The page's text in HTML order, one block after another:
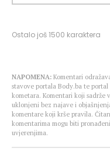
Ostalo još1500 karaktera
NAPOMENA: Komentari
stavove portala Body.ba te
kometara. Komentari koji sadrže
uklonjeni bez najave i
komentare koji krše pravila.
komentarima mogu biti
uvjerenjima.